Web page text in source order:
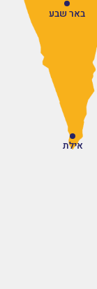
אילת
באר שבע